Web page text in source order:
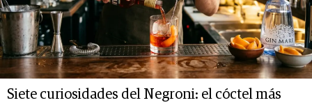
Siete curiosidades del Negroni: el cóctel más